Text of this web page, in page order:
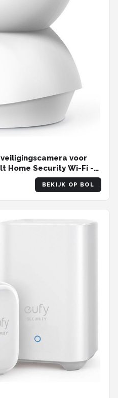
voor
Home Security Wi-Fi -
BEKIJK OP BOL